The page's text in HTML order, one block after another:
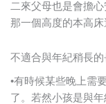
二來父母也是會擔
那一個高度的本高
不適合與年紀稍長
•有時候某些晚上需
了。若然小孩是與